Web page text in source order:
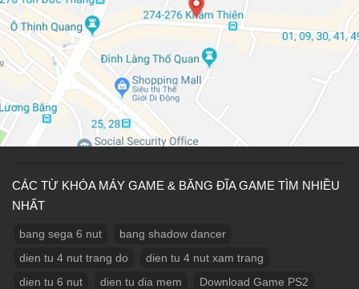
CÁC TỪ KHÓA MÁY GAME & BĂNG ĐĨA GAME TÌM NHIỀU
NHẤT
bang sega 6 nut
bang shadow dancer
dien tu 4 nut trang do
dien tu 4 nut xam trang
dien tu 6 nut
dien tu dia mem
Download Game PS2